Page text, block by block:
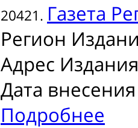
20421. Газета
Регион
Адрес
Дата
Подробнее